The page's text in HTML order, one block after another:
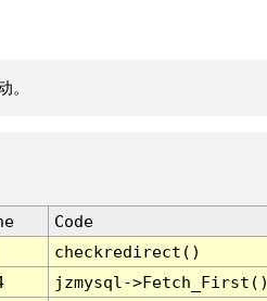
。
Code
checkredirect()
jzmysql-